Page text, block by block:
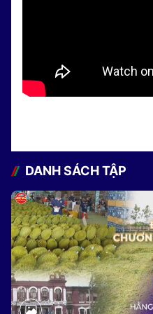
DANH SÁCH TẬP